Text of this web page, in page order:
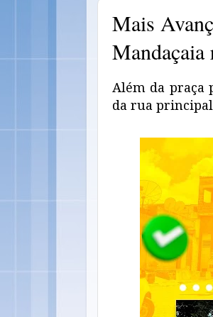
Mais
Mandaçaia
Além da praça
da rua principal